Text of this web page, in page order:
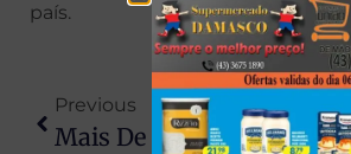
país.
Previous
Mais De 400 Gatos Doentes São Encontrados Em Apartamento De Idosa Em SC